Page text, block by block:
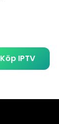
Köp IPTV